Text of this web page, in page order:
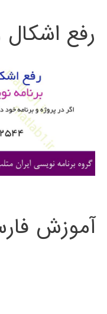
ج
ی
رفع
آموزش